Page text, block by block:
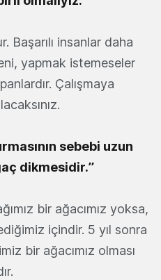
Başarılı insanlar daha
yapmak istemeseler
Çalışmaya
sebebi uzun
dikmesidir.”
bir ağacımız yoksa,
içindir. 5 yıl sonra
bir ağacımız olması